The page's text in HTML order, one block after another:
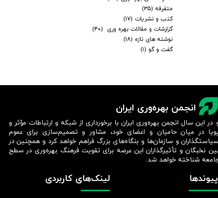
متفرقه (۳۵)
کتب و نشریات (۱۷)
گزارشات و مقالات بهره وری
(۴۰)
نوشته های تازه (۱۸)
گفت و گو (۱)
انجمن بهره‌وری ایران
لینک‌های کاربردی پیوندها
در این سال انجمن بهره‌وری ایران با برخورداری از شبکه و ارتباطات مؤثر و
در میان حامیان و اعضای خود، مشاور و تصمیم‌سازی برای عموم
و سازمان‌ها و بنگاه‌های بزرگ فراهم خواهد کرد و همچنین در
نخبگان و تأثیرگذاران این عرصه برای تقویت فرهنگ بهره‌وری در سطح
شناخته خواهد شد.​​​​​​​